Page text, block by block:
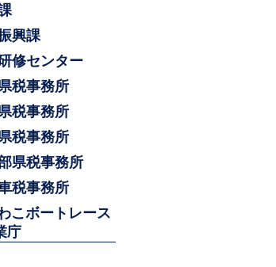
興課
修センター
税事務所
税事務所
税事務所
県税事務所
税事務所
こボートレース
庁